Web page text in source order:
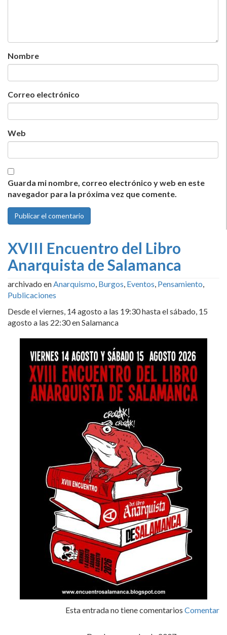
Nombre
Correo electrónico
Web
Guarda mi nombre, correo electrónico y web en este
navegador para la próxima vez que comente.
XVIII Encuentro del Libro
Anarquista de Salamanca
archivado enAnarquismo, Burgos, Eventos, Pensamiento,
Publicaciones
Desde el viernes, 14 agosto a las 19:30 hasta el sábado, 15
agosto a las 22:30 en Salamanca
Esta entrada no tiene comentarios Comentar